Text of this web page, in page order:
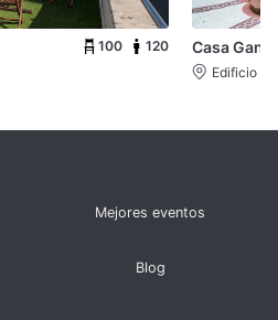
100
120
Casa Gans
Edificio
Mejores eventos
Blog